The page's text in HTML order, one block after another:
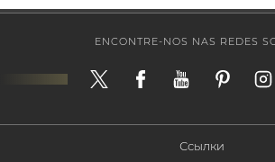
ENCONTRE-NOS NAS REDES
Ссылки